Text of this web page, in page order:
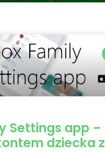
Settings app –
dziecka z